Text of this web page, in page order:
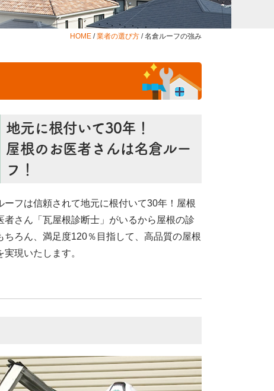
HOME /業者の選び方 /名倉ルーフの強み
地元に根付いて30年！
屋根のお医者さんは名倉ルー
フ！
ーフは信頼されて地元に根付いて30年！屋根
者さん「瓦屋根診断士」がいるから屋根の診
ちろん、満足度120％目指して、高品質の屋根
実現いたします。